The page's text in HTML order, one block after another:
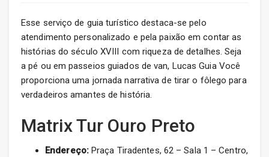
Esse serviço de guia turístico destaca-se pelo
atendimento personalizado e pela paixão em contar as
histórias do século XVIII com riqueza de detalhes. Seja
a pé ou em passeios guiados de van, Lucas Guia Você
proporciona uma jornada narrativa de tirar o fôlego para
verdadeiros amantes de história.
Matrix Tur Ouro Preto
Endereço:Praça Tiradentes, 62 – Sala 1 – Centro,